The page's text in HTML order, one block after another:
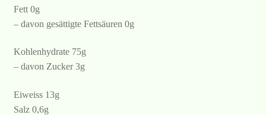
Fett 0g
– davon gesättigte Fettsäuren 0g
Kohlenhydrate 75g
– davon Zucker 3g
Eiweiss 13g
Salz 0,6g